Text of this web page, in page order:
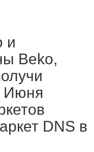
и
Beko,
Июня
DNS в